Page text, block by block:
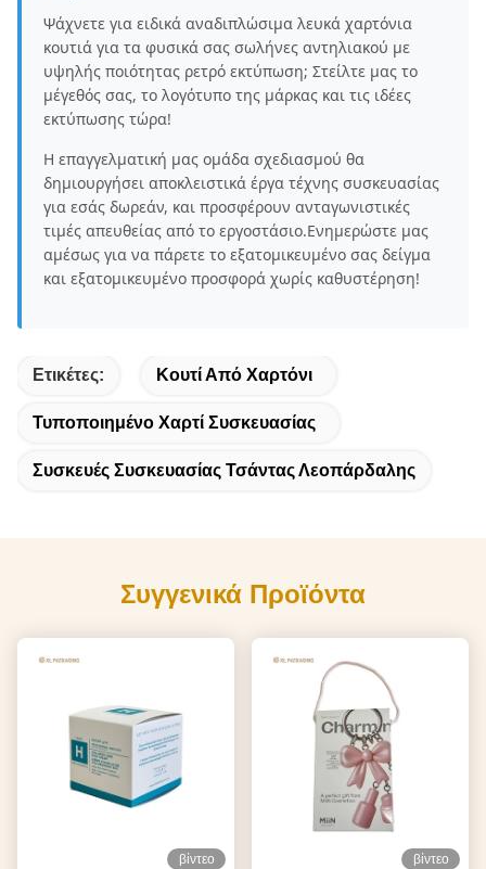
Ψάχνετε για ειδικά αναδιπλώσιμα λευκά χαρτόνια
κουτιά για τα φυσικά σας σωλήνες αντηλιακού με
υψηλής ποιότητας ρετρό εκτύπωση; Στείλτε μας το
μέγεθός σας, το λογότυπο της μάρκας και τις ιδέες
εκτύπωσης τώρα!
Η επαγγελματική μας ομάδα σχεδιασμού θα
δημιουργήσει αποκλειστικά έργα τέχνης συσκευασίας
για εσάς δωρεάν, και προσφέρουν ανταγωνιστικές
τιμές απευθείας από το εργοστάσιο.Ενημερώστε μας
αμέσως για να πάρετε το εξατομικευμένο σας δείγμα
και εξατομικευμένο προσφορά χωρίς καθυστέρηση!
Ετικέτες: Κουτί Από Χαρτόνι
Τυποποιημένο Χαρτί Συσκευασίας
Συσκευές Συσκευασίας Τσάντας Λεοπάρδαλης
Συγγενικά Προϊόντα
βίντεο βίντεο